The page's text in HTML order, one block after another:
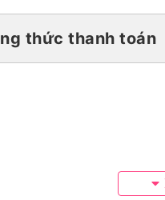
thức thanh toán